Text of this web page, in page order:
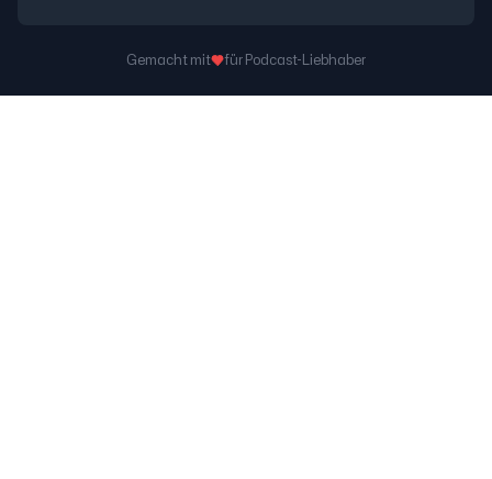
Gemacht mit für Podcast-Liebhaber